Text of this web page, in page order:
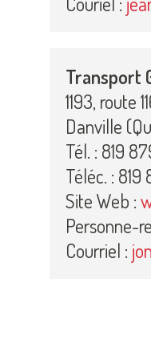
Transport
1193, route
Danville
Tél. : 819
Téléc. :
Site Web :
Personne-
Courriel :